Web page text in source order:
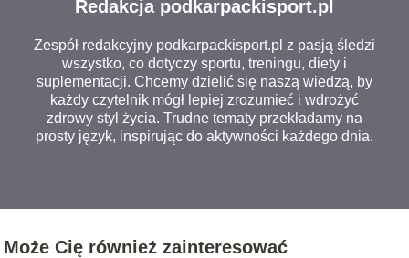
Redakcja podkarpackisport.pl
Zespół redakcyjny podkarpackisport.pl z pasją śledzi
wszystko, co dotyczy sportu, treningu, diety i
suplementacji. Chcemy dzielić się naszą wiedzą, by
każdy czytelnik mógł lepiej zrozumieć i wdrożyć
zdrowy styl życia. Trudne tematy przekładamy na
prosty język, inspirując do aktywności każdego dnia.
Może Cię również zainteresować